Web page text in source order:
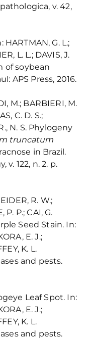
v. 42,
G. L.;
L. L.; DAVIS, J.
of soybean
APS Press, 2016.
M.; BARBIERI, M.
C. D. S.;
N. S. Phylogeny
truncatum
in Brazil.
122, n. 2. p.
R. W.;
P. P.; CAI, G.
Seed Stain. In:
E. J.;
K. L.
and pests.
Leaf Spot. In:
E. J.;
K. L.
and pests.